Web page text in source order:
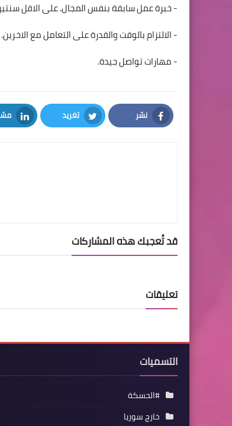
- خبرة عمل سابقة بنفس المجال. على الاقل
- الالتزام بالوقت والقدرة على التعامل مع الاخرين.
- مهارات تواصل جيدة.
نشر
Facebook
تغريد
Twitter
قد تُعجبك هذه المشاركات
تعليقات
التسميات
#الحسكة
خارج سوريا